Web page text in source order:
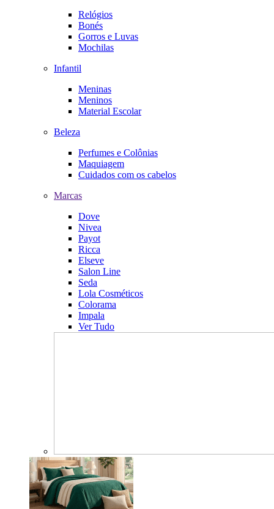
Relógios
Bonés
Gorros e Luvas
Mochilas
Infantil
Meninas
Meninos
Material Escolar
Beleza
Perfumes e Colônias
Maquiagem
Cuidados com os cabelos
Marcas
Dove
Nivea
Payot
Ricca
Elseve
Salon Line
Seda
Lola Cosméticos
Colorama
Impala
Ver Tudo